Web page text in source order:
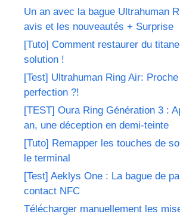
Un an avec la bague Ultrahuman
avis et les nouveautés + Surprise
[Tuto] Comment restaurer du
solution !
[Test] Ultrahuman Ring Air:
perfection ?!
[TEST] Oura Ring Génération 3 :
an, une déception en demi-teinte
[Tuto] Remapper les touches de
le terminal
[Test] Aeklys One : La bague de
contact NFC
Télécharger manuellement les